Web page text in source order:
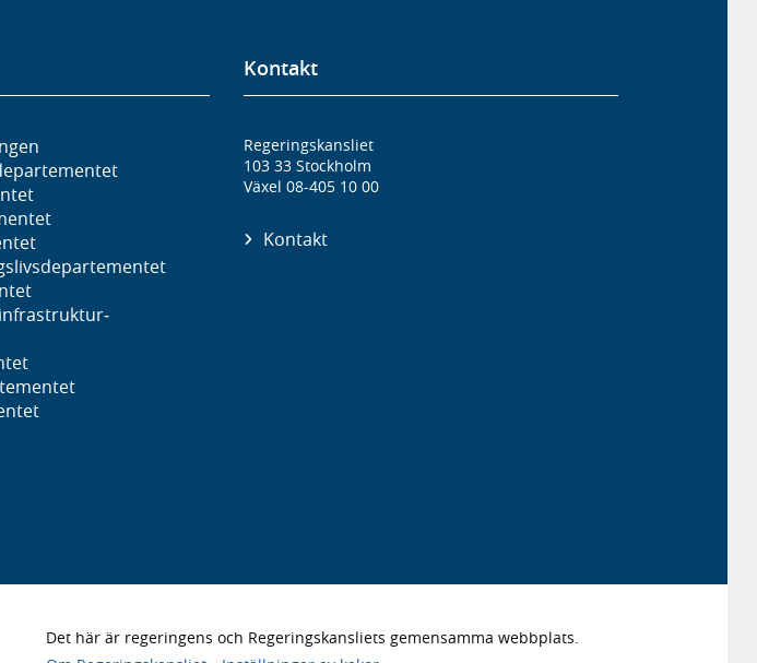
infrastruktur­
Kontakt
Regeringskansliet
103 33 Stockholm
Växel 08-405 10 00
Kontakt
Det här är regeringens och Regeringskansliets gemensamma webbplats.